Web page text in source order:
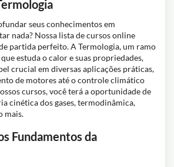
seus conhecimentos em
nada? Nossa lista de cursos online
partida perfeito. A Termologia, um ramo
estuda o calor e suas propriedades,
crucial em diversas aplicações práticas,
de motores até o controle climático
cursos, você terá a oportunidade de
cinética dos gases, termodinâmica,
mais.
Fundamentos da